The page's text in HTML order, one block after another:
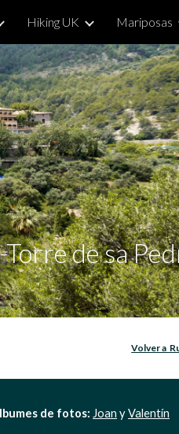
Hiking UK Mariposas
de sa
Volver a
de fotos: Joan y Valentín